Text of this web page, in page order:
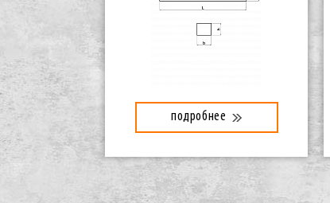
подробнее